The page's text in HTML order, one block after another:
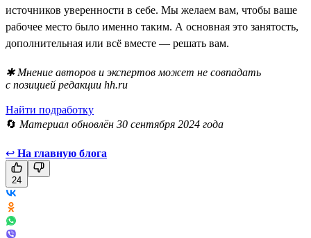
источников уверенности в себе. Мы желаем вам, чтобы ваше
рабочее место было именно таким. А основная это занятость,
дополнительная или всё вместе — решать вам.
✱ Мнение авторов и экспертов может не совпадать
с позицией редакции hh.ru
Найти подработку
🔄 Материал обновлён 30 сентября 2024 года
↩ На главную блога
24